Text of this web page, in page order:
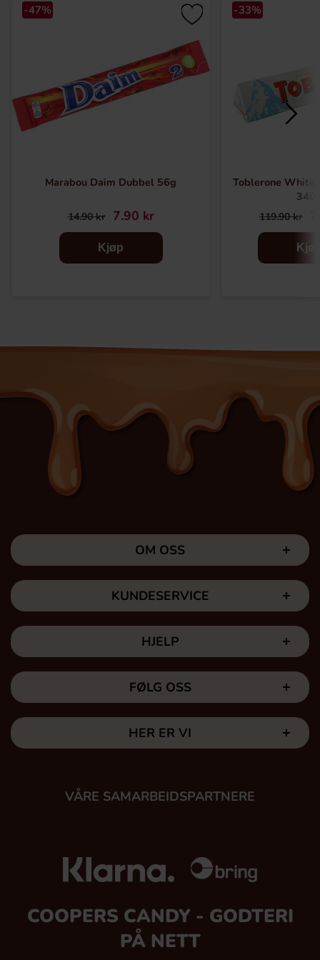
-47%
Marabou Daim Dubbel 56g
14.90 kr 7.90 kr
Kjøp
-33%
Toblerone White
119.90 kr
OM OSS
KUNDESERVICE
HJELP
FØLG OSS
HER ER VI
VÅRE SAMARBEIDSPARTNERE
COOPERS CANDY - GODTERI
PÅ NETT